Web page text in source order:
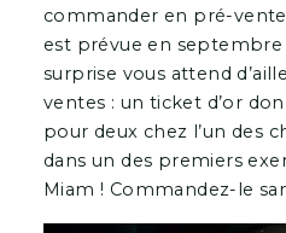
commander en pré-
est prévue en septembre
surprise vous attend
ventes : un ticket d’or
pour deux chez l’un des
dans un des premiers
Miam ! Commandez-le